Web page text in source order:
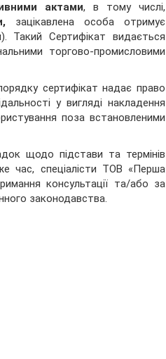
актами, в тому числі,
зацікавлена особа отримує
Такий Сертифікат видається
торгово-промисловими
сертифікат надає право
у вигляді накладення
поза встановленими
щодо підстави та термінів
час, спеціалісти ТОВ «Перша
консультації та/або за
законодавства.